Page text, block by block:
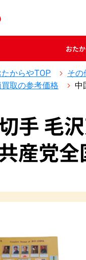
おた
からやTOP その
取の参考価格
中
手 毛
産党